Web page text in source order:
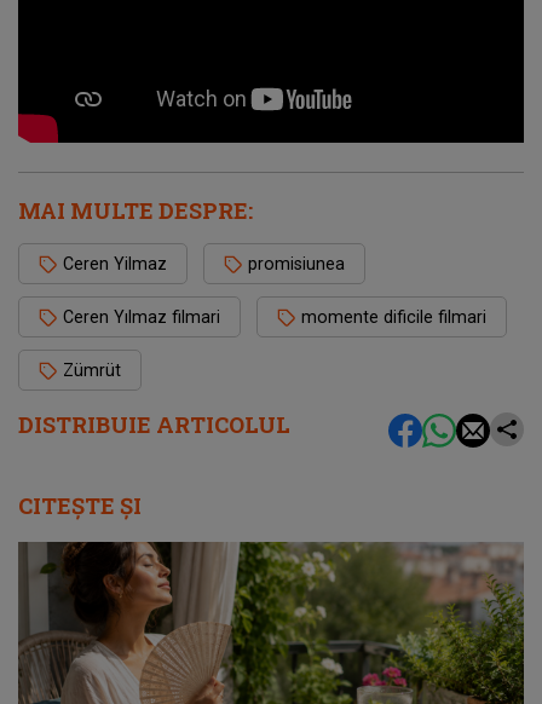
DISTRIBUIE ARTICOLUL
MAI MULTE DESPRE:
Ceren Yilmaz promisiunea
Ceren Yılmaz filmari momente dificile filmari
Zümrüt
CITEȘTE ȘI